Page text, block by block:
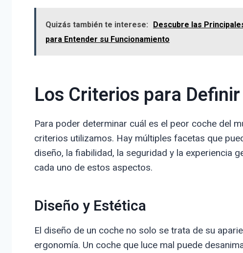
Quizás también te interese:
Descubre las
para Entender su Funcionamiento
Los Criterios para
Para poder determinar cuál es el peor coche del
criterios utilizamos. Hay múltiples facetas que
diseño, la fiabilidad, la seguridad y la experiencia
cada uno de estos aspectos.
Diseño y Estética
El diseño de un coche no solo se trata de su
ergonomía. Un coche que luce mal puede